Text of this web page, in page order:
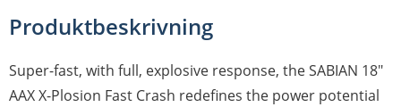
Produktbeskrivning
Super-fast, with full, explosive response, the SABIAN 18"
AAX X-Plosion Fast Crash redefines the power potential